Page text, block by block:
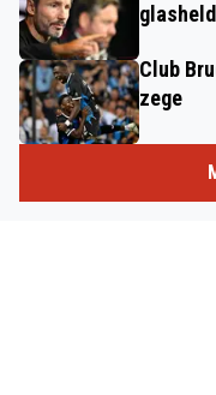
Club
zege